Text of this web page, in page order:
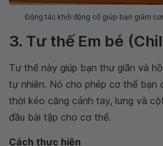
Động tác khởi động cổ giúp bạn giảm
3. Tư thế Em bé
Tư thế này giúp bạn thư giãn và
tự nhiên. Nó cho phép cơ thể bạn
thời kéo căng cánh tay, lưng và
đầu bài tập cho cơ thể.
Cách thực hiện